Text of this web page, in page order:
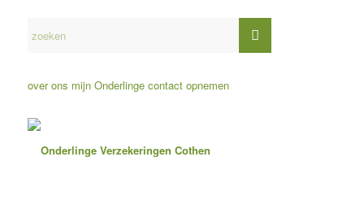
over ons mijn Onderlinge contact opnemen